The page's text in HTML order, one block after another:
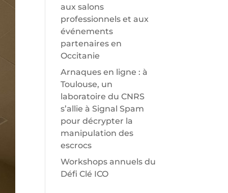
aux salons
professionnels et aux
événements
partenaires en
Occitanie
Arnaques en ligne : à
Toulouse, un
laboratoire du CNRS
s’allie à Signal Spam
pour décrypter la
manipulation des
escrocs
Workshops annuels du
Défi Clé ICO